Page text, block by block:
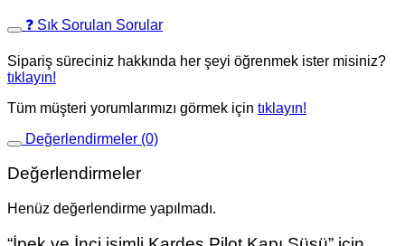
❓ Sık Sorulan Sorular
Sipariş süreciniz hakkında her şeyi öğrenmek ister misiniz?
tıklayın!
Tüm müşteri yorumlarımızı görmek için tıklayın!
Değerlendirmeler (0)
Değerlendirmeler
Henüz değerlendirme yapılmadı.